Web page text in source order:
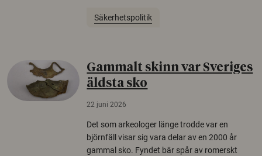
Säkerhetspolitik
Gammalt skinn var Sveriges
äldsta sko
22 juni 2026
Det som arkeologer länge trodde var en
björnfäll visar sig vara delar av en 2000 år
gammal sko. Fyndet bär spår av romerskt